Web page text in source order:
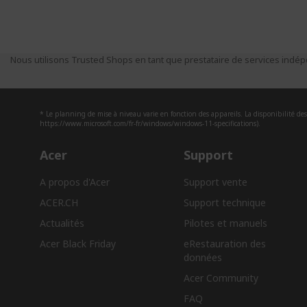
Nous utilisons Trusted Shops en tant que prestataire de services
* Le planning de mise à niveau varie en fonction des appareils. La disponibilité
https://www.microsoft.com/fr-fr/windows/windows-11-specifications).
Acer
A propos d'Acer
ACER.CH
Actualités
Acer Black Friday
Support
Support vente
Support technique
Pilotes et manuels
eRestauration des
données​
Acer Community
FAQ